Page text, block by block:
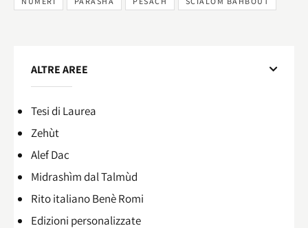
ALTRE AREE
Tesi di Laurea
Zehùt
Alef Dac
Midrashìm dal Talmùd
Rito italiano Benè Romi​
Edizioni personalizzate